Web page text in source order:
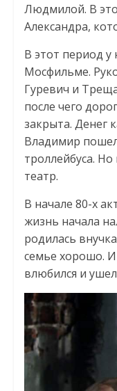
Людмилой. В
Александра,
В этот период
Мосфильме.
Гуревич и
после чего
закрыта. Денег
Владимир
троллейбуса.
театр.
В начале 80-х
жизнь начала
родилась
семье хорошо. И
влюбился и